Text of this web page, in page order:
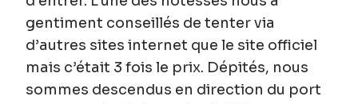
gentiment conseillés de tenter via
d’autres sites internet que le site officiel
mais c’était 3 fois le prix. Dépités, nous
sommes descendus en direction du port